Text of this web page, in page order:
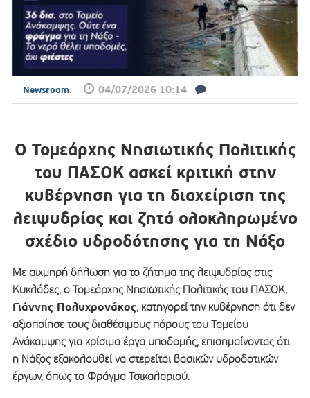
Newsroom. 04/07/2026 10:14
Ο Τομεάρχης Νησιωτικής Πολιτικής
του ΠΑΣΟΚ ασκεί κριτική στην
κυβέρνηση για τη διαχείριση της
λειψυδρίας και ζητά ολοκληρωμένο
σχέδιο υδροδότησης για τη Νάξο
Με αιχμηρή δήλωση για το ζήτημα της λειψυδρίας στις
Κυκλάδες, ο Τομεάρχης Νησιωτικής Πολιτικής του ΠΑΣΟΚ,
Γιάννης Πολυχρονάκος, κατηγορεί την κυβέρνηση ότι δεν
αξιοποίησε τους διαθέσιμους πόρους του Ταμείου
Ανάκαμψης για κρίσιμα έργα υποδομής, επισημαίνοντας ότι
η Νάξος εξακολουθεί να στερείται βασικών υδροδοτικών
έργων, όπως το Φράγμα Τσικαλαριού.